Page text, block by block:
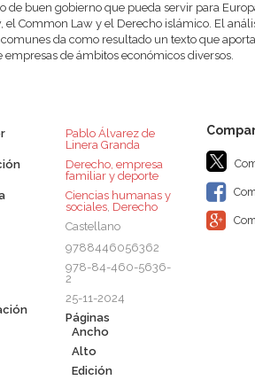
de buen gobierno que pueda servir para
el Common Law y el Derecho islámico. El
da como resultado un texto que
empresas de ámbitos económicos diversos.
Pablo Álvarez de
Linera Granda
Derecho, empresa
familiar y deporte
Ciencias humanas y
sociales, Derecho
Castellano
9788446056362
978-84-460-5636-
2
25-11-2024
Páginas
Ancho
Alto
Edición